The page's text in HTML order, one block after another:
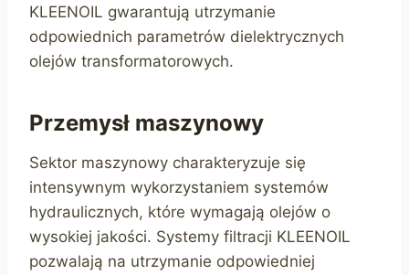
KLEENOIL gwarantują utrzymanie
odpowiednich parametrów dielektrycznych
olejów transformatorowych.
Przemysł maszynowy
Sektor maszynowy charakteryzuje się
intensywnym wykorzystaniem systemów
hydraulicznych, które wymagają olejów o
wysokiej jakości. Systemy filtracji KLEENOIL
pozwalają na utrzymanie odpowiedniej